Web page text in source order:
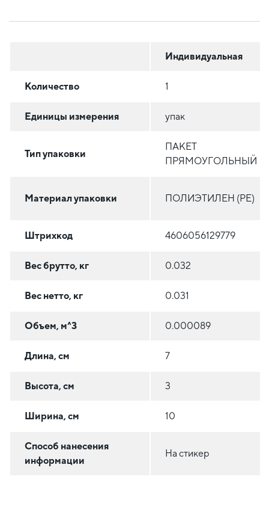
Индивидуальная
Количество 1
Единицы измерения упак
Тип упаковки
ПАКЕТ
ПРЯМОУГОЛЬНЫЙ
Материал упаковки ПОЛИЭТИЛЕН (PE)
Штрихкод 4606056129779
Вес брутто, кг 0.032
Вес нетто, кг 0.031
Объем, м^3 0.000089
Длина, см 7
Высота, см 3
Ширина, см 10
Способ нанесения
информации
На стикер